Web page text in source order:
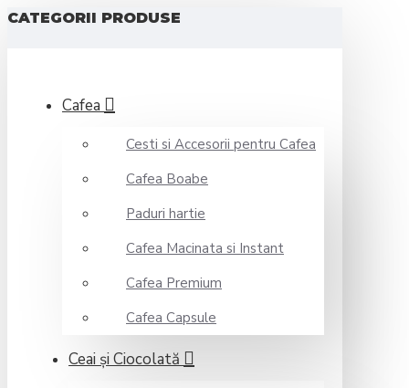
CATEGORII PRODUSE
Cafea
Cesti si Accesorii pentru Cafea
Cafea Boabe
Paduri hartie
Cafea Macinata si Instant
Cafea Premium
Cafea Capsule
Ceai şi Ciocolată